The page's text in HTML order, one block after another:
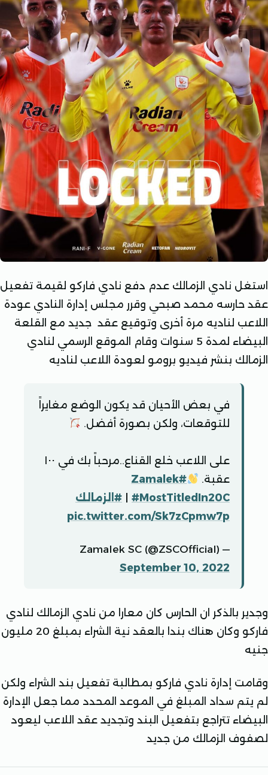
نادي الزمالك عدم دفع نادي فاركو لقيمة تفعيل
محمد صبحي وقرر مجلس إدارة النادي عودة
لناديه مرة أخرى وتوقيع عقد جديد مع القلعة
البيضاء لمدة 5 سنوات وقام الموقع الرسمي لنادي
بنشر فيديو برومو لعودة اللاعب لناديه
في بعض الأحيان قد يكون الوضع مغايراً
للتوقعات، ولكن بصورة أفضل.
على اللاعب خلع القناع..مرحباً بك في ١٠٠
عقبة.
#Zamalek
#MostTitledIn20C
|#الزمالك
pic.twitter.com/Sk7zCpmw7p
September 10, 2022
بالذكر ان الحارس كان معارا من نادي الزمالك لنادي
فاركو وكان هناك بندا بالعقد نية الشراء بمبلغ 20 مليون
إدارة نادي فاركو بمطالبة تفعيل بند الشراء ولكن
سداد المبلغ في الموعد المحدد مما جعل الإدارة
تتراجع بتفعيل البند وتجديد عقد اللاعب ليعود
الزمالك من جديد